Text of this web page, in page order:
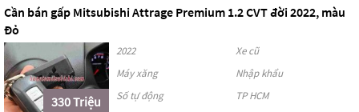
Cần bán gấp Mitsubishi Attrage Premium 1.2 CVT đời 2022, màu
Đỏ
330 Triệu
2022
Xe cũ
Máy xăng
Nhập khẩu
Số tự động
TP HCM